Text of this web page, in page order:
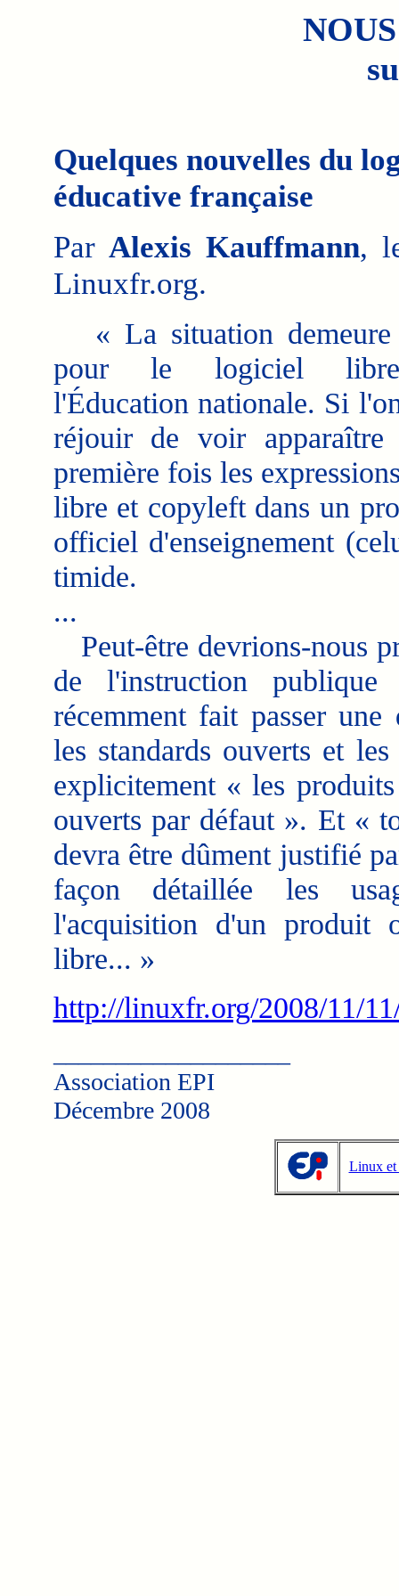
Quelques nouvelles du
éducative française
ParAlexis Kauffmann,
Linuxfr.org.
« La situation
pour le logiciel
l'Éducation nationale. Si
réjouir de voir
première fois les
libre et copyleft dans un
officiel d'enseignement
timide.
...
Peut-être devrions-nous
de l'instruction
récemment fait passer
les standards ouverts et
explicitement « les
ouverts par défaut ». Et «
devra être dûment justifié
façon détaillée les
l'acquisition d'un produit
libre... »
http://linuxfr.org/2008/11/
Association EPI
Décembre 2008
Linux et